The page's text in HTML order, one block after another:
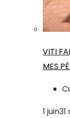
VITI
MES
1 juin31